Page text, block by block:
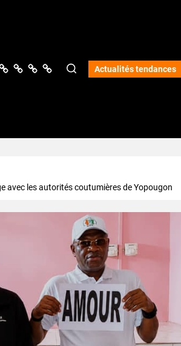
Lifestyle
OpinionsServices Actualités tendances
avec les autorités coutumières de Yopougon